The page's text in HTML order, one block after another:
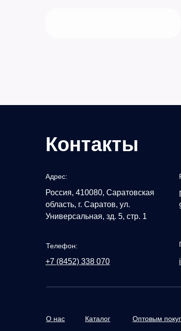
Контакты
+7 (8452) 338 070
Телефон:
Россия, 410080, Саратовская
область, г. Саратов, ул.
Универсальная, зд. 5, стр. 1
Адрес:
Оптовым
Каталог
О нас